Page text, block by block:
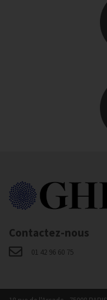
Contactez-nous
01 42 96 60 75